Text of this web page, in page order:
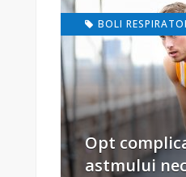
BOLI
Opt
astmului